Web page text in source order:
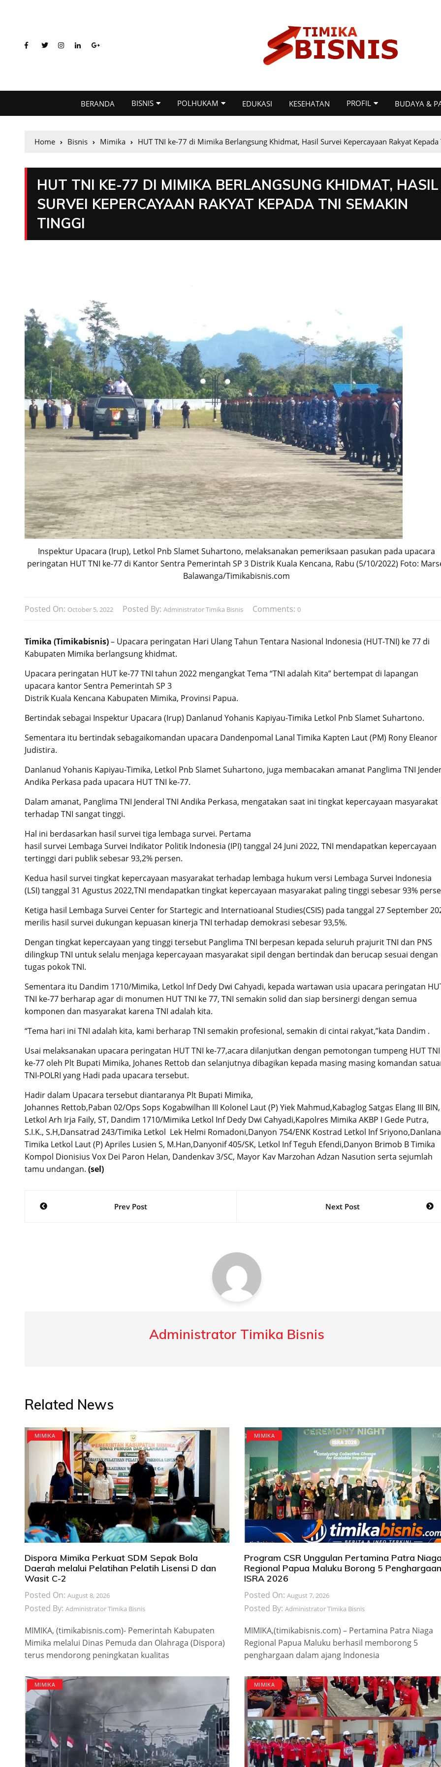
BERANDA BISNIS POLHUKAM EDUKASI KESEHATAN PROFIL BUDAYA &
Home Bisnis Mimika HUT TNI ke-77 di Mimika Berlangsung Khidmat, Hasil Survei Kepercayaan Rakyat Kepada
HUT TNI KE-77 DI MIMIKA BERLANGSUNG KHIDMAT, HASIL
SURVEI KEPERCAYAAN RAKYAT KEPADA TNI SEMAKIN
TINGGI
Inspektur Upacara (Irup), Letkol Pnb Slamet Suhartono, melaksanakan pemeriksaan pasukan pada upacara
peringatan HUT TNI ke-77 di Kantor Sentra Pemerintah SP 3 Distrik Kuala Kencana, Rabu (5/10/2022) Foto:
Balawanga/Timikabisnis.com
Posted On: October 5, 2022 Posted By: Administrator Timika Bisnis Comments: 0
Timika (Timikabisnis)– Upacara peringatan Hari Ulang Tahun Tentara Nasional Indonesia (HUT-TNI) ke 77 di
Kabupaten Mimika berlangsung khidmat.
Upacara peringatan HUT ke-77 TNI tahun 2022 mengangkat Tema “TNI adalah Kita” bertempat di lapangan
upacara kantor Sentra Pemerintah SP 3
Distrik Kuala Kencana Kabupaten Mimika, Provinsi Papua.
Bertindak sebagai Inspektur Upacara (Irup) Danlanud Yohanis Kapiyau-Timika Letkol Pnb Slamet Suhartono.
Sementara itu bertindak sebagaikomandan upacara Dandenpomal Lanal Timika Kapten Laut (PM) Rony Eleanor
Judistira.
Danlanud Yohanis Kapiyau-Timika, Letkol Pnb Slamet Suhartono, juga membacakan amanat Panglima TNI
Andika Perkasa pada upacara HUT TNI ke-77.
Dalam amanat, Panglima TNI Jenderal TNI Andika Perkasa, mengatakan saat ini tingkat kepercayaan masyarakat
terhadap TNI sangat tinggi.
Hal ini berdasarkan hasil survei tiga lembaga survei. Pertama
hasil survei Lembaga Survei Indikator Politik Indonesia (IPI) tanggal 24 Juni 2022, TNI mendapatkan kepercayaan
tertinggi dari publik sebesar 93,2% persen.
Kedua hasil survei tingkat kepercayaan masyarakat terhadap lembaga hukum versi Lembaga Survei Indonesia
(LSI) tanggal 31 Agustus 2022,TNI mendapatkan tingkat kepercayaan masyarakat paling tinggi sebesar 93%
Ketiga hasil Lembaga Survei Center for Startegic and Internatioanal Studies(CSIS) pada tanggal 27 September
merilis hasil survei dukungan kepuasan kinerja TNI terhadap demokrasi sebesar 93,5%.
Dengan tingkat kepercayaan yang tinggi tersebut Panglima TNI berpesan kepada seluruh prajurit TNI dan PNS
dilingkup TNI untuk selalu menjaga kepercayaan masyarakat sipil dengan bertindak dan berucap sesuai dengan
tugas pokok TNI.
Sementara itu Dandim 1710/Mimika, Letkol Inf Dedy Dwi Cahyadi, kepada wartawan usia upacara peringatan
TNI ke-77 berharap agar di monumen HUT TNI ke 77, TNI semakin solid dan siap bersinergi dengan semua
komponen dan masyarakat karena TNI adalah kita.
“Tema hari ini TNI adalah kita, kami berharap TNI semakin profesional, semakin di cintai rakyat,”kata Dandim .
Usai melaksanakan upacara peringatan HUT TNI ke-77,acara dilanjutkan dengan pemotongan tumpeng HUT TNI
ke-77 oleh Plt Bupati Mimika, Johanes Rettob dan selanjutnya dibagikan kepada masing masing komandan
TNI-POLRI yang Hadi pada upacara tersebut.
Hadir dalam Upacara tersebut diantaranya Plt Bupati Mimika,
Johannes Rettob,Paban 02/Ops Sops Kogabwilhan III Kolonel Laut (P) Yiek Mahmud,Kabaglog Satgas Elang III BIN,
Letkol Arh Irja Faily, ST, Dandim 1710/Mimika Letkol Inf Dedy Dwi Cahyadi,Kapolres Mimika AKBP I Gede Putra,
S.I.K., S.H,Dansatrad 243/Timika Letkol Lek Helmi Romadoni,Danyon 754/ENK Kostrad Letkol Inf
Timika Letkol Laut (P) Apriles Lusien S, M.Han,Danyonif 405/SK, Letkol Inf Teguh Efendi,Danyon Brimob B Timika
Kompol Dionisius Vox Dei Paron Helan, Dandenkav 3/SC, Mayor Kav Marzohan Adzan Nasution serta sejumlah
tamu undangan. (sel)
Post
Prev Post Next Post
Administrator Timika Bisnis
Related News
MIMIKA
Dispora Mimika Perkuat SDM Sepak Bola
Daerah melalui Pelatihan Pelatih Lisensi D dan
Wasit C-2
Posted On: August 8, 2026
Posted By: Administrator Timika Bisnis
MIMIKA, (timikabisnis.com)- Pemerintah Kabupaten
Mimika melalui Dinas Pemuda dan Olahraga (Dispora)
terus mendorong peningkatan kualitas
MIMIKA
Program CSR Unggulan Pertamina Patra
Regional Papua Maluku Borong 5 Penghargaan
ISRA 2026
Posted On: August 7, 2026
Posted By: Administrator Timika Bisnis
MIMIKA,(timikabisnis.com) – Pertamina Patra Niaga
Regional Papua Maluku berhasil memborong 5
penghargaan dalam ajang Indonesia
MIMIKA MIMIKA